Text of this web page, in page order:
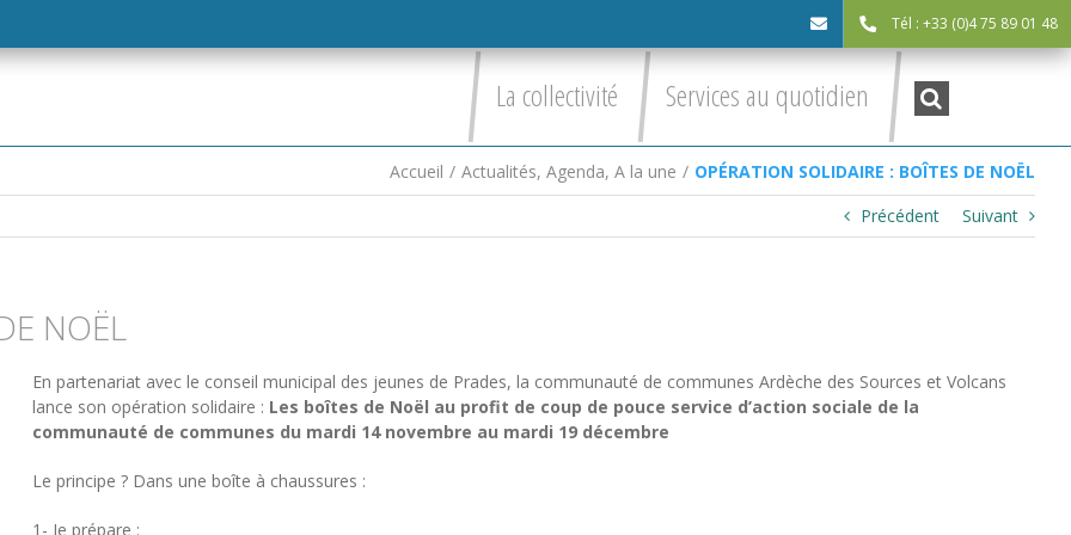
Tél : +33 (0)4 75 89 01 48
La collectivité Services au quotidien Recherche
:
Accueil / Actualités, Agenda, A la une / OPÉRATION SOLIDAIRE : BOÎTES DE NOËL
Précédent
Suivant
NOËL
En partenariat avec le conseil municipal des jeunes de Prades, la communauté de communes Ardèche des Sources et Volcans
lance son opération solidaire : Les boîtes de Noël au profit de coup de pouce service d’action sociale de la
communauté de communes du mardi 14 novembre au mardi 19 décembre
Le principe ? Dans une boîte à chaussures :
1- Je prépare :